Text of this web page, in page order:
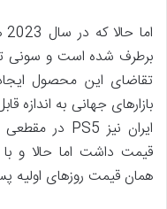
برطرف شده است و سونی
تقاضای این محصول
بازارهای جهانی به اندازه
قیمت داشت اما حالا و با
همان قیمت روزهای